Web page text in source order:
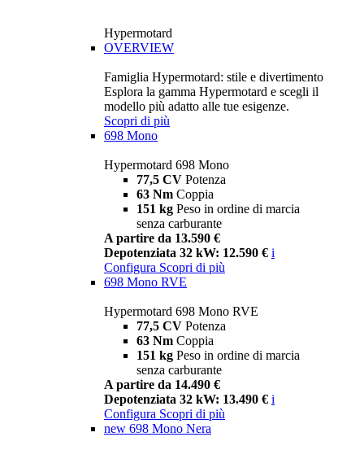
Hypermotard
OVERVIEW
Famiglia Hypermotard: stile e divertimento
Esplora la gamma Hypermotard e scegli il
modello più adatto alle tue esigenze.
Scopri di più
698 Mono
Hypermotard 698 Mono
77,5 CV Potenza
63 Nm Coppia
151 kg Peso in ordine di marcia
senza carburante
A partire da 13.590 €
Depotenziata 32 kW: 12.590 € i
Configura Scopri di più
698 Mono RVE
Hypermotard 698 Mono RVE
77,5 CV Potenza
63 Nm Coppia
151 kg Peso in ordine di marcia
senza carburante
A partire da 14.490 €
Depotenziata 32 kW: 13.490 € i
Configura Scopri di più
new 698 Mono Nera